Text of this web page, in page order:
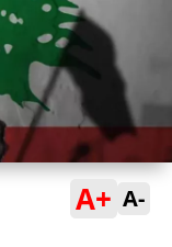
A+ A-